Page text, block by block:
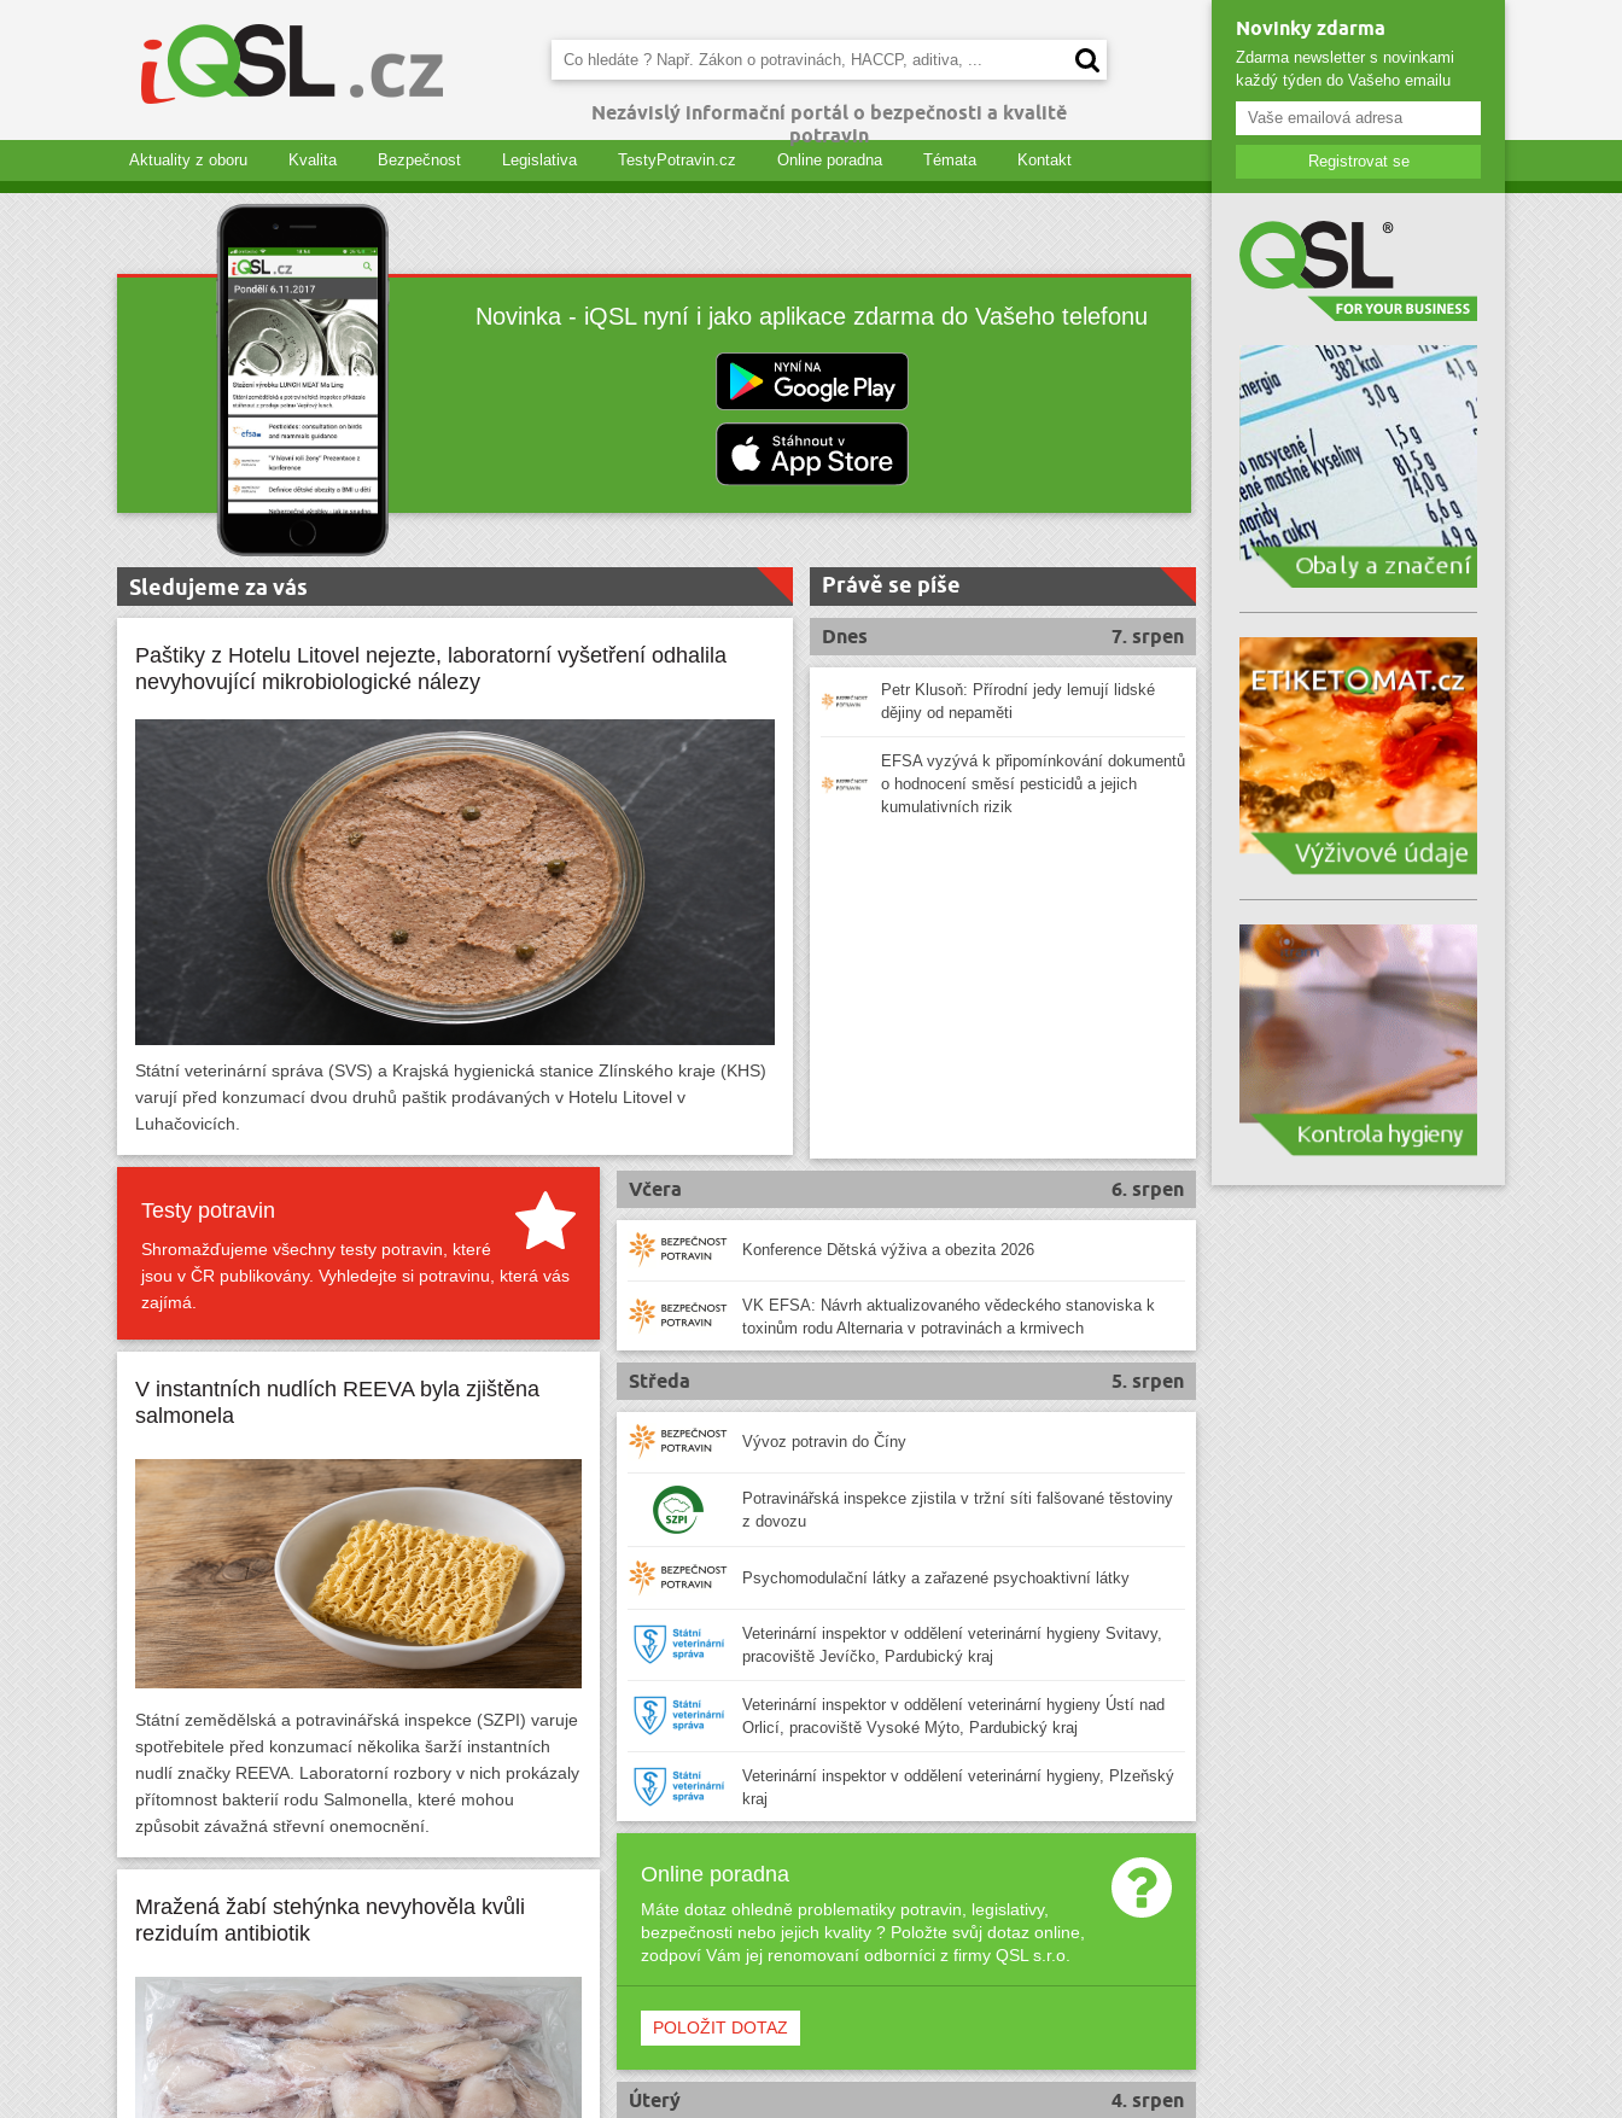
Nezávislý informační portál o bezpečnosti a kvalitě
potravin
Aktuality z oboru Kvalita Bezpečnost Legislativa TestyPotravin.cz Online poradna Témata Kontakt
Novinka - iQSL nyní i jako aplikace zdarma do Vašeho telefonu
Sledujeme za vás
Paštiky z Hotelu Litovel nejezte, laboratorní vyšetření odhalila
nevyhovující mikrobiologické nálezy
Státní veterinární správa (SVS) a Krajská hygienická stanice Zlínského kraje (KHS)
varují před konzumací dvou druhů paštik prodávaných v Hotelu Litovel v
Luhačovicích.
Testy potravin
Shromažďujeme všechny testy potravin, které
jsou v ČR publikovány. Vyhledejte si potravinu, která vás
zajímá.
V instantních nudlích REEVA byla zjištěna
salmonela
Státní zemědělská a potravinářská inspekce (SZPI) varuje
spotřebitele před konzumací několika šarží instantních
nudlí značky REEVA. Laboratorní rozbory v nich prokázaly
přítomnost bakterií rodu Salmonella, které mohou
způsobit závažná střevní onemocnění.
Mražená žabí stehýnka nevyhověla kvůli
reziduím antibiotik
Právě se píše
7. srpen
Dnes
Petr Klusoň: Přírodní jedy lemují lidské
dějiny od nepaměti
EFSA vyzývá k připomínkování dokumentů
o hodnocení směsí pesticidů a jejich
kumulativních rizik
6. srpen
Včera
Konference Dětská výživa a obezita 2026
VK EFSA: Návrh aktualizovaného vědeckého stanoviska k
toxinům rodu Alternaria v potravinách a krmivech
5. srpen
Středa
Vývoz potravin do Číny
Potravinářská inspekce zjistila v tržní síti falšované těstoviny
z dovozu
Psychomodulační látky a zařazené psychoaktivní látky
Veterinární inspektor v oddělení veterinární hygieny Svitavy,
pracoviště Jevíčko, Pardubický kraj
Veterinární inspektor v oddělení veterinární hygieny Ústí nad
Orlicí, pracoviště Vysoké Mýto, Pardubický kraj
Veterinární inspektor v oddělení veterinární hygieny, Plzeňský
kraj
Online poradna
Máte dotaz ohledně problematiky potravin, legislativy,
bezpečnosti nebo jejich kvality ? Položte svůj dotaz online,
zodpoví Vám jej renomovaní odborníci z firmy QSL s.r.o.
POLOŽIT DOTAZ
4. srpen
Úterý
Novinky zdarma
Zdarma newsletter s novinkami
každý týden do Vašeho emailu
Registrovat se